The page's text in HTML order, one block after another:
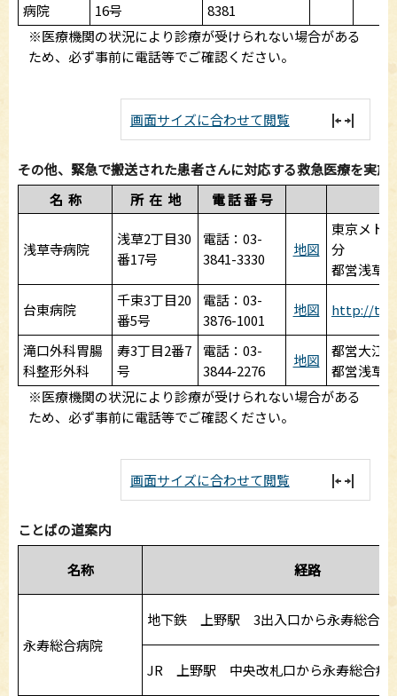
病院
16号
8381
※医療機関の状況により診療が受けられない場合がある
ため、必ず事前に電話等でご確認ください。
画面サイズに合わせて閲覧
その他、緊急で搬送された患者さんに対応する救急医療を実施
名 称
所 在 地 電 話 番 号
浅草寺病院
浅草2丁目30
番17号
電話：03-
3841-3330
地図
東京メト
分
都営浅草
台東病院
千束3丁目20
番5号
電話：03-
3876-1001
地図 http://
滝口外科胃腸
科整形外科
寿3丁目2番7
号
電話：03-
3844-2276
地図
都営大江
都営浅
※医療機関の状況により診療が受けられない場合がある
ため、必ず事前に電話等でご確認ください。
画面サイズに合わせて閲覧
ことばの道案内
名称 経路
永寿総合病院
地下鉄 上野駅 3出入口から永寿総合病
JR 上野駅 中央改札口から永寿総合病